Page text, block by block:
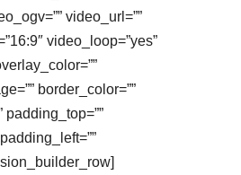
video_url=””
video_loop=”yes”
border_color=””
padding_top=””